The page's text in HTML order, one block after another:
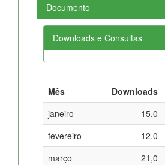
Documento
Downloads e Consultas
Mês Downloads
janeiro
15,0
fevereiro
12,0
março
21,0